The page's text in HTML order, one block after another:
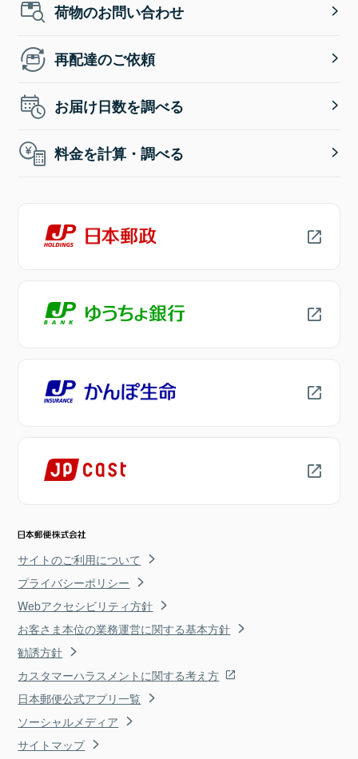
荷物のお問い合わせ
再配達のご依頼
お届け日数を調べる
料金を計算・調べる
サイトのご利用について
プライバシーポリシー
Webアクセシビリティ方針
お客さま本位の業務運営に関する基本方針
勧誘方針
カスタマーハラスメントに関する考え方
日本郵便公式アプリ一覧
ソーシャルメディア
サイトマップ